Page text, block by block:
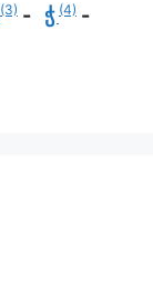
(3) ჭ (4)